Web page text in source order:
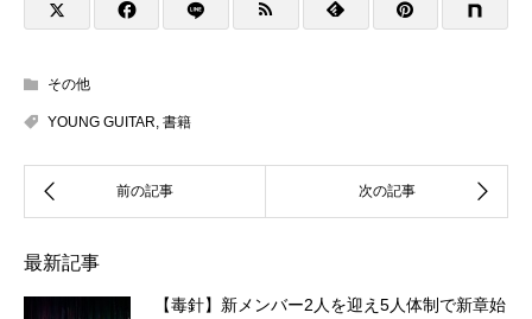
その他
YOUNG GUITAR, 書籍
最新記事
【毒針】新メンバー2人を迎え5人体制で新章始